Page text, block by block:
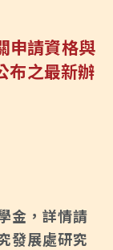
申請資格與
布之最新辦
金，詳情請
發展處研究